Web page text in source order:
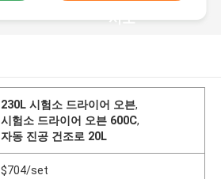
시오
230L 시험소 드라이어 오븐,
시험소 드라이어 오븐 600C,
자동 진공 건조로 20L
$704/set